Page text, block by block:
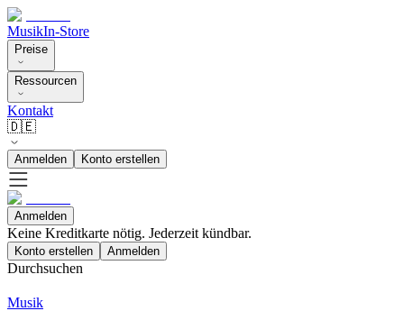
MusikIn-Store
Preise
Ressourcen
Kontakt
🇩🇪
Anmelden Konto erstellen
Anmelden
Keine Kreditkarte nötig. Jederzeit kündbar.
Konto erstellen Anmelden
Durchsuchen
Musik